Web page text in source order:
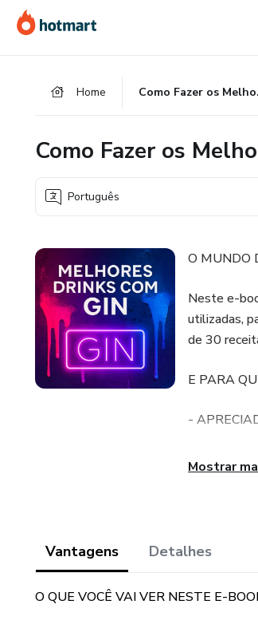
para
o
para
o
para
o
Home Como
Como Fazer os
Português
O MUNDO
Neste e-
utilizadas,
de 30
E PARA
-
-
Você vai
Mostrar
Vantagens Detalhes
O QUE VOCÊ VAI VER NESTE E-